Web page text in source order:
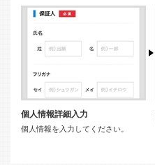
個人情報詳細入力
個人情報を入力してください。